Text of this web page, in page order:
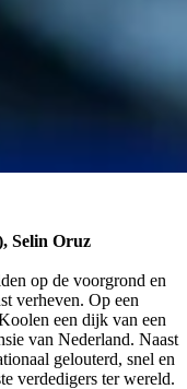
Selin Oruz
op de voorgrond en
verheven. Op een
een dijk van een
van Nederland. Naast
gelouterd, snel en
verdedigers ter wereld.